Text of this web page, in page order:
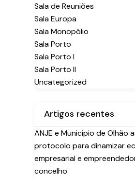
Sala de Reuniões
Sala Europa
Sala Monopólio
Sala Porto
Sala Porto I
Sala Porto II
Uncategorized
Artigos recentes
ANJE e Município de Olhão
protocolo para dinamizar
empresarial e
concelho